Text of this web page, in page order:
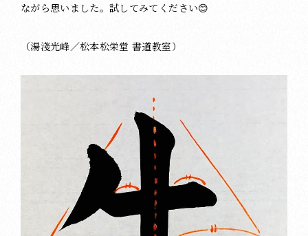
ながら思いました。試してみてください😊
（湯淺光峰／松本松栄堂 書道教室）